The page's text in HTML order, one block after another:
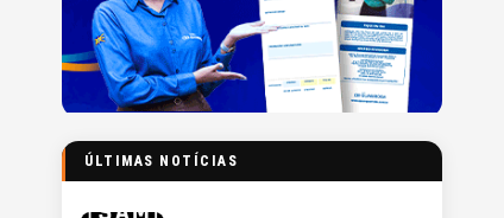
ÚLTIMAS NOTÍCIAS